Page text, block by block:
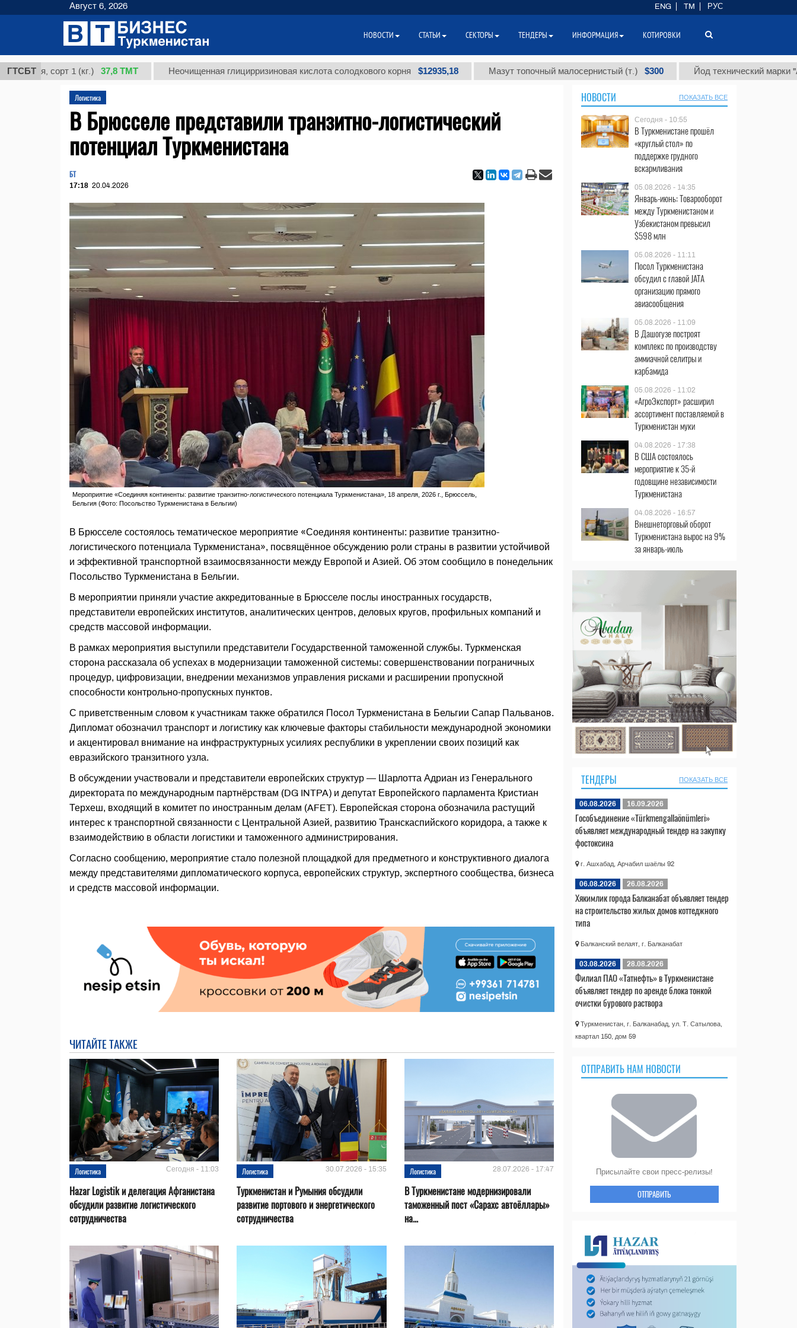
ГТСБТ
сорт 1 (кг.) 37,8 ТМТ Неочищенная глицирризиновая кислота солодкового корня $12935,18 Мазут топочный малосернистый (т.) $300 Йод технический марки "А" (т.)
Логистика
В Брюсселе представили транзитно-логистический
потенциал Туркменистана
БТ
17:18 20.04.2026
Мероприятие «Соединяя континенты: развитие транзитно-логистического потенциала Туркменистана», 18 апреля, 2026 г., Брюссель,
Бельгия (Фото: Посольство Туркменистана в Бельгии)
В Брюсселе состоялось тематическое мероприятие «Соединяя континенты: развитие транзитно-
логистического потенциала Туркменистана», посвящённое обсуждению роли страны в развитии устойчивой
и эффективной транспортной взаимосвязанности между Европой и Азией. Об этом сообщило в понедельник
Посольство Туркменистана в Бельгии.
В мероприятии приняли участие аккредитованные в Брюсселе послы иностранных государств,
представители европейских институтов, аналитических центров, деловых кругов, профильных компаний и
средств массовой информации.
В рамках мероприятия выступили представители Государственной таможенной службы. Туркменская
сторона рассказала об успехах в модернизации таможенной системы: совершенствовании пограничных
процедур, цифровизации, внедрении механизмов управления рисками и расширении пропускной
способности контрольно-пропускных пунктов.
С приветственным словом к участникам также обратился Посол Туркменистана в Бельгии Сапар Пальванов.
Дипломат обозначил транспорт и логистику как ключевые факторы стабильности международной экономики
и акцентировал внимание на инфраструктурных усилиях республики в укреплении своих позиций как
евразийского транзитного узла.
В обсуждении участвовали и представители европейских структур — Шарлотта Адриан из Генерального
директората по международным партнёрствам (DG INTPA) и депутат Европейского парламента Кристиан
Терхеш, входящий в комитет по иностранным делам (AFET). Европейская сторона обозначила растущий
интерес к транспортной связанности с Центральной Азией, развитию Транскаспийского коридора, а также к
взаимодействию в области логистики и таможенного администрирования.
Согласно сообщению, мероприятие стало полезной площадкой для предметного и конструктивного диалога
между представителями дипломатического корпуса, европейских структур, экспертного сообщества, бизнеса
и средств массовой информации.
ЧИТАЙТЕ ТАКЖЕ
Логистика Сегодня - 11:03
Hazar Logistik и делегация Афганистана
обсудили развитие логистического
сотрудничества
Логистика 30.07.2026 - 15:35
Туркменистан и Румыния обсудили
развитие портового и энергетического
сотрудничества
Логистика 28.07.2026 - 17:47
В Туркменистане модернизировали
таможенный пост «Сарахс автоёллары»
на...
НОВОСТИ ПОКАЗАТЬ ВСЕ
Сегодня - 10:55
В Туркменистане прошёл
«круглый стол» по
поддержке грудного
вскармливания
05.08.2026 - 14:35
Январь-июнь: Товарооборот
между Туркменистаном и
Узбекистаном превысил
$598 млн
05.08.2026 - 11:11
Посол Туркменистана
обсудил с главой JATA
организацию прямого
авиасообщения
05.08.2026 - 11:09
В Дашогузе построят
комплекс по производству
аммиачной селитры и
карбамида
05.08.2026 - 11:02
«АгроЭкспорт» расширил
ассортимент поставляемой в
Туркменистан муки
04.08.2026 - 17:38
В США состоялось
мероприятие к 35-й
годовщине независимости
Туркменистана
04.08.2026 - 16:57
Внешнеторговый оборот
Туркменистана вырос на 9%
за январь-июль
ТЕНДЕРЫ ПОКАЗАТЬ ВСЕ
06.08.2026 16.09.2026
Гособъединение «Türkmengallaönümleri»
объявляет международный тендер на закупку
фостоксина
г. Ашхабад, Арчабил шаёлы 92
06.08.2026 26.08.2026
Хякимлик города Балканабат объявляет тендер
на строительство жилых домов коттеджного
типа
Балканский велаят, г. Балканабат
03.08.2026 28.08.2026
Филиал ПАО «Татнефть» в Туркменистане
объявляет тендер по аренде блока тонкой
очистки бурового раствора
Туркменистан, г. Балканабад, ул. Т. Сатылова,
квартал 150, дом 59
ОТПРАВИТЬ НАМ НОВОСТИ
Присылайте свои пресс-релизы!
ОТПРАВИТЬ
Август 6, 2026 ENG TM РУС
НОВОСТИ СТАТЬИ СЕКТОРЫ ТЕНДЕРЫ ИНФОРМАЦИЯ КОТИРОВКИ